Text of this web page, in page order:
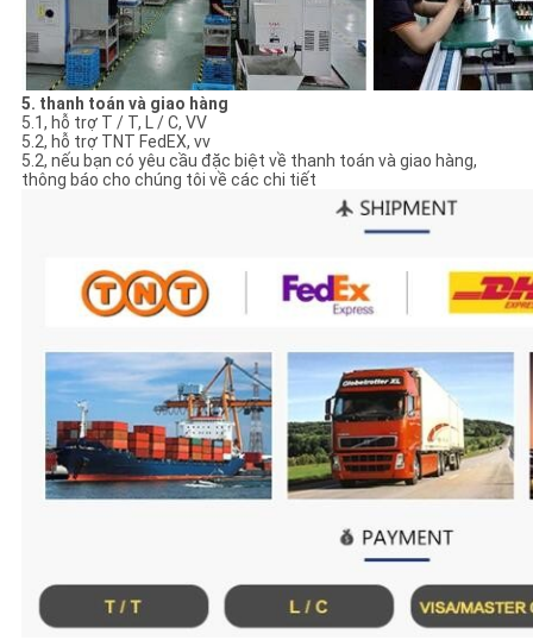
5. thanh toán và giao hàng
5.1, hỗ trợ T / T, L / C, VV
5.2, hỗ trợ TNT FedEX, vv
5.2, nếu bạn có yêu cầu đặc biệt về thanh toán và giao hàng,
thông báo cho chúng tôi về các chi tiết